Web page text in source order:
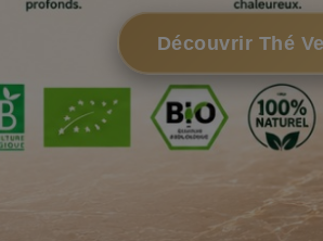
Découvrir Thé